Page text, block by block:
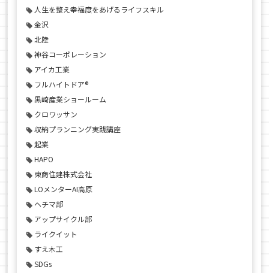
人生を整え幸福度をあげるライフスキル
金沢
北陸
神谷コーポレーション
アイカ工業
フルハイトドア®
黒崎産業ショールーム
クロワッサン
収納プランニング実践講座
起業
HAPO
東商住建株式会社
LOメンターAI高原
ヘチマ部
アップサイクル部
ライクイット
すえ木工
SDGs